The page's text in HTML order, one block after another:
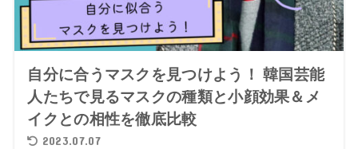
自分に合うマスクを見つけよう！ 韓国芸能
人たちで見るマスクの種類と小顔効果＆メ
イクとの相性を徹底比較
2023.07.07